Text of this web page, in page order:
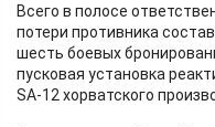
Всего в полосе
потери противника
шесть боевых
пусковая установка
SA-12 хорватского